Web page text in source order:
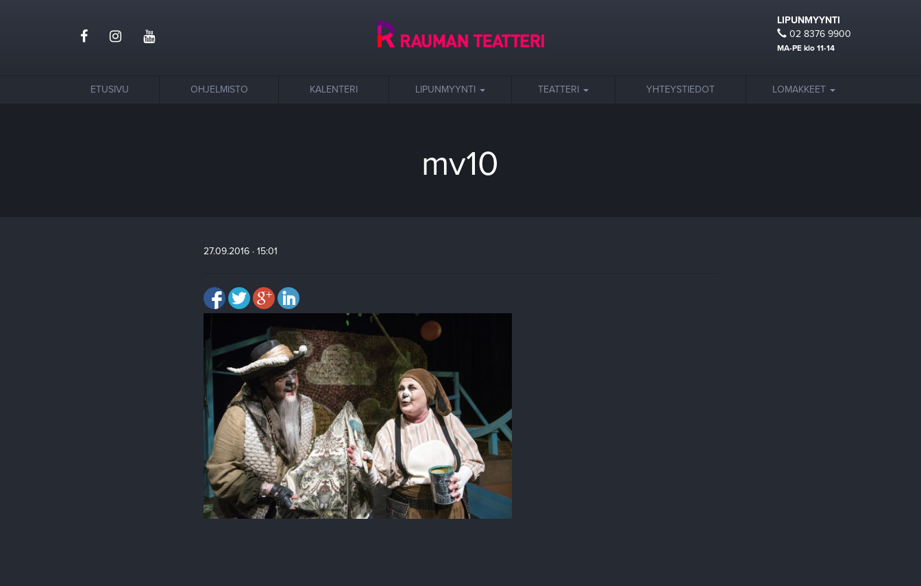
LIPUNMYYNTI
02 8376 9900
MA-PE klo 11-14
ETUSIVU OHJELMISTO KALENTERI LIPUNMYYNTI TEATTERI YHTEYSTIEDOT LOMAKKEET
mv10
27.09.2016 · 15:01